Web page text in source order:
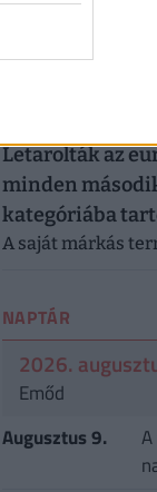
magyar
ERRŐL NE
Letarolták az
minden
kategóriába
A saját márkás
NAPTÁR
2026.
Emőd
Augusztus 9.